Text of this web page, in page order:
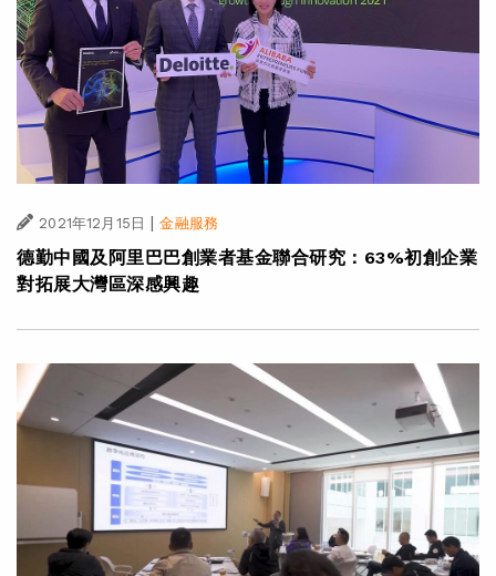
2021年12月15日 | 金融服務
德勤中國及阿里巴巴創業者基金聯合研究：63%初創企業
對拓展大灣區深感興趣